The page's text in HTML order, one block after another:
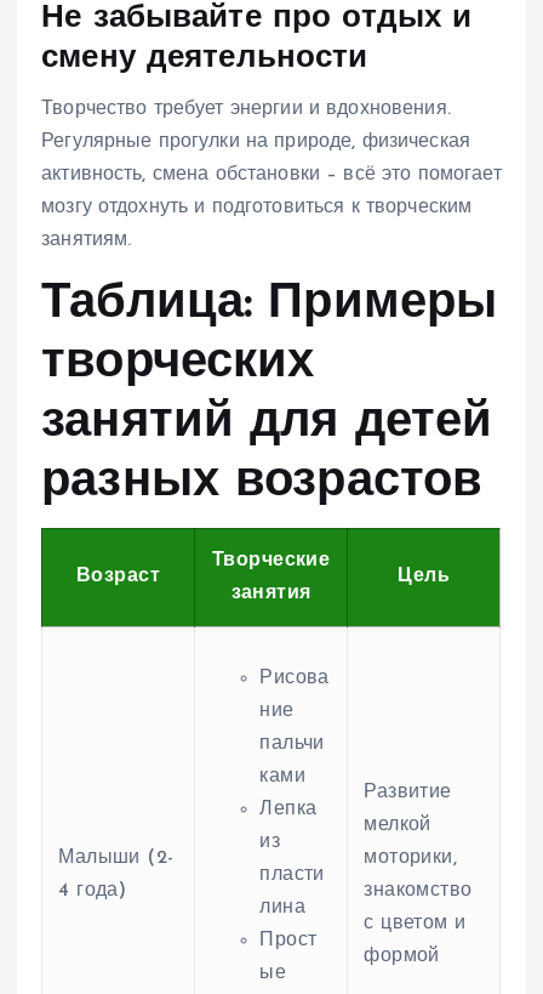
Не забывайте про отдых и
смену деятельности
Творчество требует энергии и вдохновения.
Регулярные прогулки на природе, физическая
активность, смена обстановки – всё это помогает
мозгу отдохнуть и подготовиться к творческим
занятиям.
Таблица: Примеры
творческих
занятий для детей
разных возрастов
Возраст
Творческие
занятия
Цель
Малыши (2-
4 года)
Рисова
ние
пальчи
ками
Лепка
из
пласти
лина
Прост
ые
Развитие
мелкой
моторики,
знакомство
с цветом и
формой